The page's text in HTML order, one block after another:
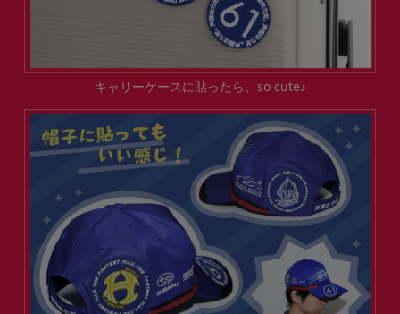
キャリーケースに貼ったら、so cute♪